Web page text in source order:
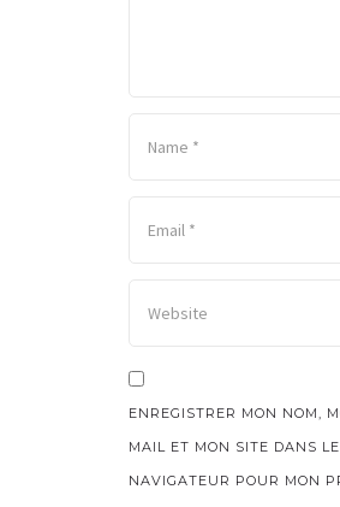
ENREGISTRER MON NOM,
MAIL ET MON SITE DANS LE
NAVIGATEUR POUR MON